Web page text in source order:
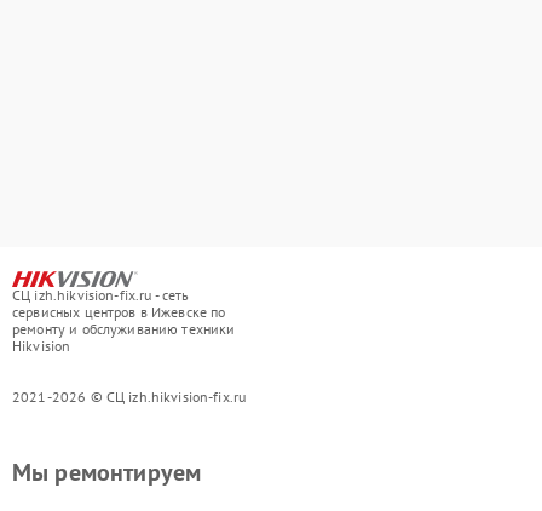
СЦ izh.hikvision-fix.ru - сеть
сервисных центров в Ижевске по
ремонту и обслуживанию техники
Hikvision
2021-2026 © СЦ izh.hikvision-fix.ru
Мы ремонтируем